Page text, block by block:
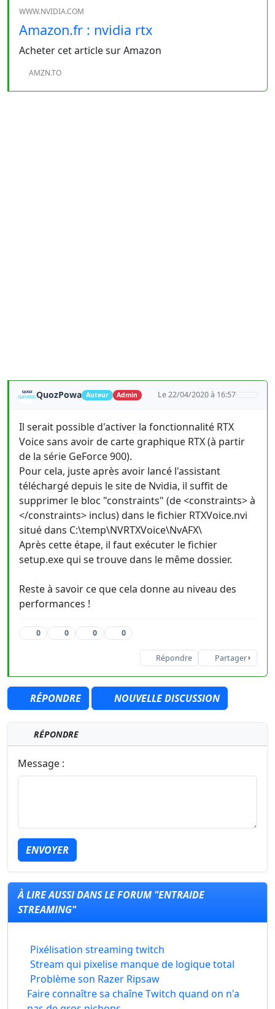
WWW.NVIDIA.COM
Amazon.fr : nvidia rtx
Acheter cet article sur Amazon
AMZN.TO
QuozPowa Auteur Admin Le 22/04/2020 à 16:57
Il serait possible d'activer la fonctionnalité RTX
Voice sans avoir de carte graphique RTX (à partir
de la série GeForce 900).
Pour cela, juste après avoir lancé l'assistant
téléchargé depuis le site de Nvidia, il suffit de
supprimer le bloc "constraints" (de <constraints> à
</constraints> inclus) dans le fichier RTXVoice.nvi
situé dans C:\temp\NVRTXVoice\NvAFX\
Après cette étape, il faut exécuter le fichier
setup.exe qui se trouve dans le même dossier.
Reste à savoir ce que cela donne au niveau des
performances !
0 0 0 0
Répondre Partager
RÉPONDRE NOUVELLE DISCUSSION
RÉPONDRE
Message :
ENVOYER
À LIRE AUSSI DANS LE FORUM "ENTRAIDE
STREAMING"
Pixélisation streaming twitch
Stream qui pixelise manque de logique total
Problème son Razer Ripsaw
Faire connaître sa chaîne Twitch quand on n'a